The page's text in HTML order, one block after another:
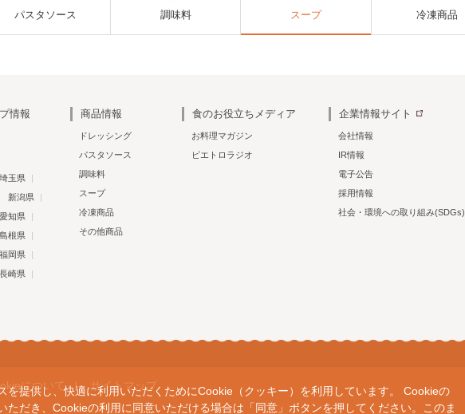
パスタソース 調味料 スープ 冷凍商品
情報
埼玉県
新潟県
愛知県
島根県
福岡県
長崎県
商品情報
ドレッシング
パスタソース
調味料
スープ
冷凍商品
その他商品
食のお役立ちメディア
お料理マガジン
ピエトロラジオ
企業情報サイト
会社情報
IR情報
電子公告
採用情報
社会・環境への取り組み(SDGs)
について サイトマップ
を提供し、快適に利用いただくためにCookie（クッキー）を利用しています。 Cookieの
ただき、Cookieの利用に同意いただける場合は「同意」ボタンを押してください。このま